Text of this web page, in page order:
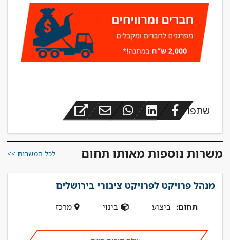
שתפו
משרות נוספות מאותו תחום לכל המשרות >>
מנהל פרויקט לפרויקט ציבורי בירושלים
תחום: ביצוע בינוי מרכז